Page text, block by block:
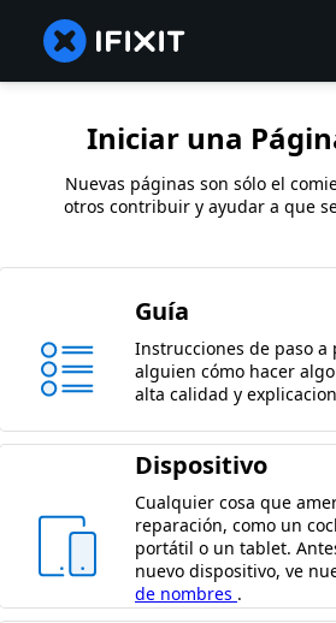
Iniciar una
Nuevas páginas son sólo el
otros contribuir y ayudar a que
Guía
Instrucciones de paso a
alguien cómo hacer
alta calidad y
Dispositivo
Cualquier cosa que
reparación, como un
portátil o un tablet.
nuevo dispositivo, ve
de nombres .